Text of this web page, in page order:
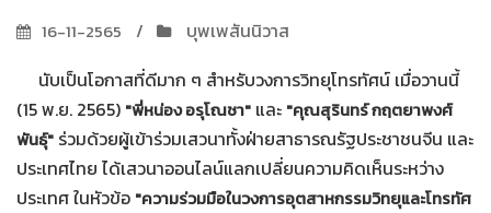
16-11-2565
บุพเพสันนิวาส
นับเป็นโอกาสที่ดีมาก ๆ สำหรับวงการวิทยุโทรทัศน์ เมื่อวานนี้
(15 พ.ย. 2565) "พี่หน่อง อรุโณชา" และ "คุณสุรินทร์ กฤตยาพงศ์
พันธุ์" ร่วมด้วยผู้เข้าร่วมเสวนาทั้งฝ่ายสาธารณรัฐประชาชนจีน และ
ประเทศไทย ได้เสวนาออนไลน์แลกเปลี่ยนความคิดเห็นระหว่าง
ประเทศ ในหัวข้อ "ความร่วมมือในวงการอุตสาหกรรมวิทยุและโทรทัศ